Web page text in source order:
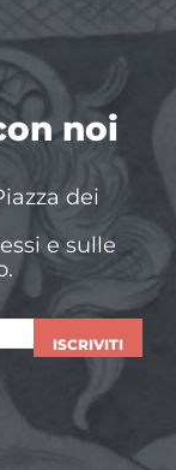
noi
dei
e sulle
ISCRIVITI